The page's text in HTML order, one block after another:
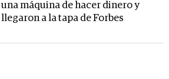
una máquina de hacer dinero y
llegaron a la tapa de Forbes